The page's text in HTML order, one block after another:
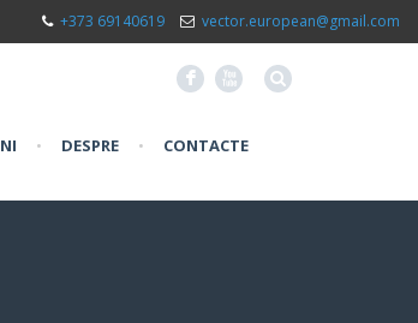
+373 69140619 vector.european@gmail.com
F X
• DESPRE • CONTACTE